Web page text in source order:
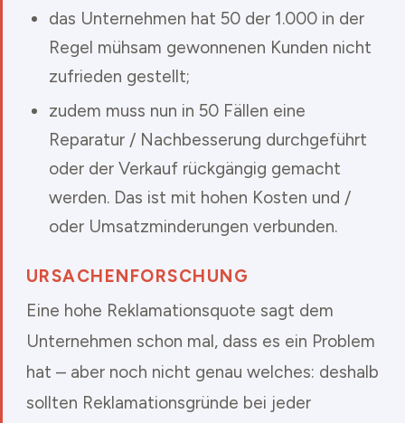
das Unternehmen hat 50 der 1.000 in der
Regel mühsam gewonnenen Kunden nicht
zufrieden gestellt;
zudem muss nun in 50 Fällen eine
Reparatur / Nachbesserung durchgeführt
oder der Verkauf rückgängig gemacht
werden. Das ist mit hohen Kosten und /
oder Umsatzminderungen verbunden.
URSACHENFORSCHUNG
Eine hohe Reklamationsquote sagt dem
Unternehmen schon mal, dass es ein Problem
hat – aber noch nicht genau welches: deshalb
sollten Reklamationsgründe bei jeder